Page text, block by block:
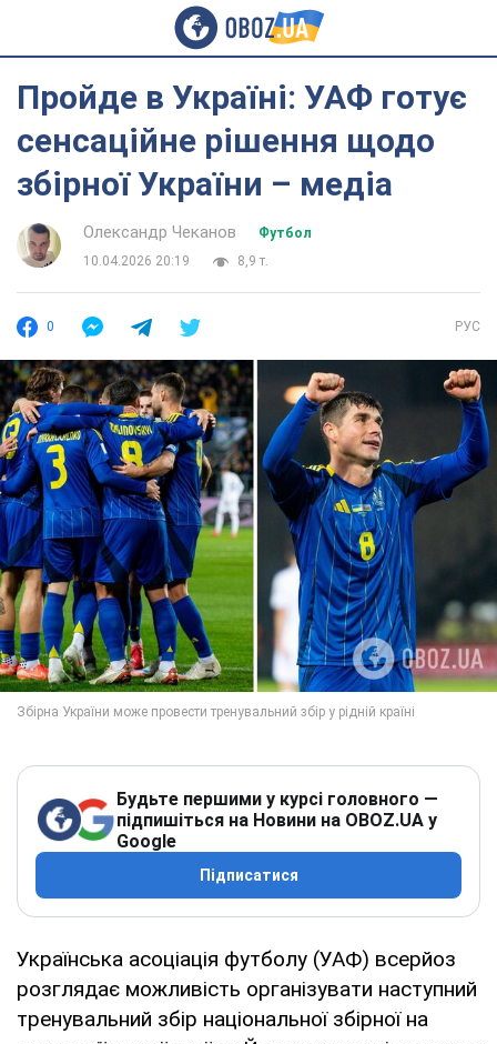
Пройде в Україні: УАФ готує
сенсаційне рішення щодо
збірної України – медіа
Олександр Чеканов
Футбол
10.04.2026 20:19
8,9 т.
0 РУС
Будьте першими у курсі головного —
підпишіться на Новини на OBOZ.UA у
Google
Підписатися
Українська асоціація футболу (УАФ) всерйоз
розглядає можливість організувати наступний
тренувальний збір національної збірної на